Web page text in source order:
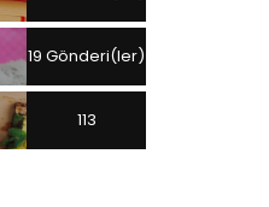
19 Gönderi(ler)
113